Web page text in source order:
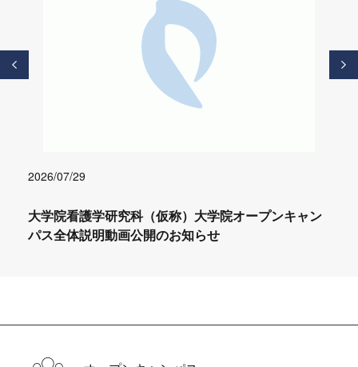
2026/07/29
大学院看護学研究科（仮称）大学院オープンキャン
パス全体説明動画公開のお知らせ